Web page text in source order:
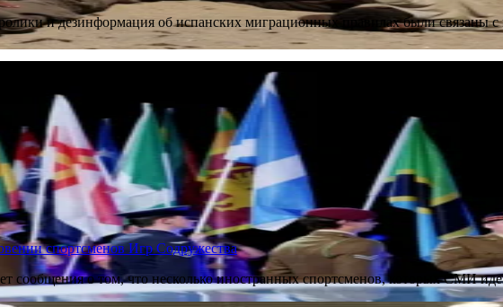
и дезинформация об испанских миграционных правилах были связаны
спортсменов Игр Содружества
сообщения о том, что несколько иностранных спортсменов, которых СМИ